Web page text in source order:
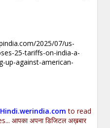
2025/07/us-
25-tariffs-on-india-a-
up-against-american-
Hindi.werindia.com to read
आपका अपना डिजिटल अख़बार